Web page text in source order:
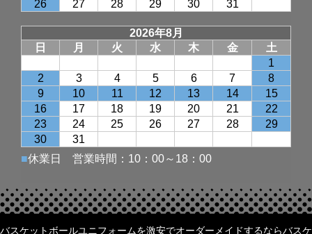
バスケットボールユニフォームを激安でオーダーメイドするならバスケ